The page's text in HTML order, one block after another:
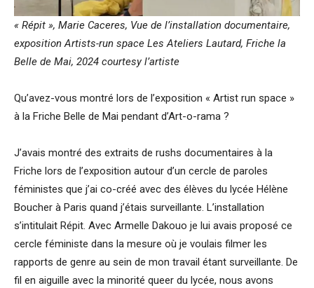
« Répit », Marie Caceres, Vue de l’installation documentaire,
exposition Artists-run space Les Ateliers Lautard, Friche la
Belle de Mai, 2024 courtesy l’artiste
Qu’avez-vous montré lors de l’exposition « Artist run space »
à la Friche Belle de Mai pendant d’Art-o-rama ?
J’avais montré des extraits de rushs documentaires à la
Friche lors de l’exposition autour d’un cercle de paroles
féministes que j’ai co-créé avec des élèves du lycée Hélène
Boucher à Paris quand j’étais surveillante. L’installation
s’intitulait Répit. Avec Armelle Dakouo je lui avais proposé ce
cercle féministe dans la mesure où je voulais filmer les
rapports de genre au sein de mon travail étant surveillante. De
fil en aiguille avec la minorité queer du lycée, nous avons